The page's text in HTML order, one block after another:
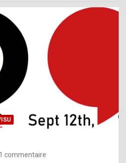
l
,
g
1 commentaire